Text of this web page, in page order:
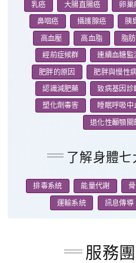
乳癌 大腸直腸癌 卵巢
鼻咽癌 攝護腺癌 胰
高血壓 高血脂 脂
經前症候群 連續血糖監
肥胖的原因 肥胖與慢性
認識減肥藥 致病基因診
塑化劑毒害 睡眠呼吸中
退化性顳顎關
了解身體七
排毒系統 能量代謝
運輸系統 訊息傳導
服務